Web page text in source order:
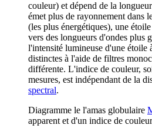
couleur) et dépend de la
émet plus de rayonnement dans
(les plus énergétiques), une
vers des longueurs d'ondes plus
l'intensité lumineuse d'une étoile
distinctes à l'aide de filtres
différente. L'indice de couleur,
mesures, est indépendant de la
spectral.
Diagramme le l'amas globulaire
apparent et d'un indice de